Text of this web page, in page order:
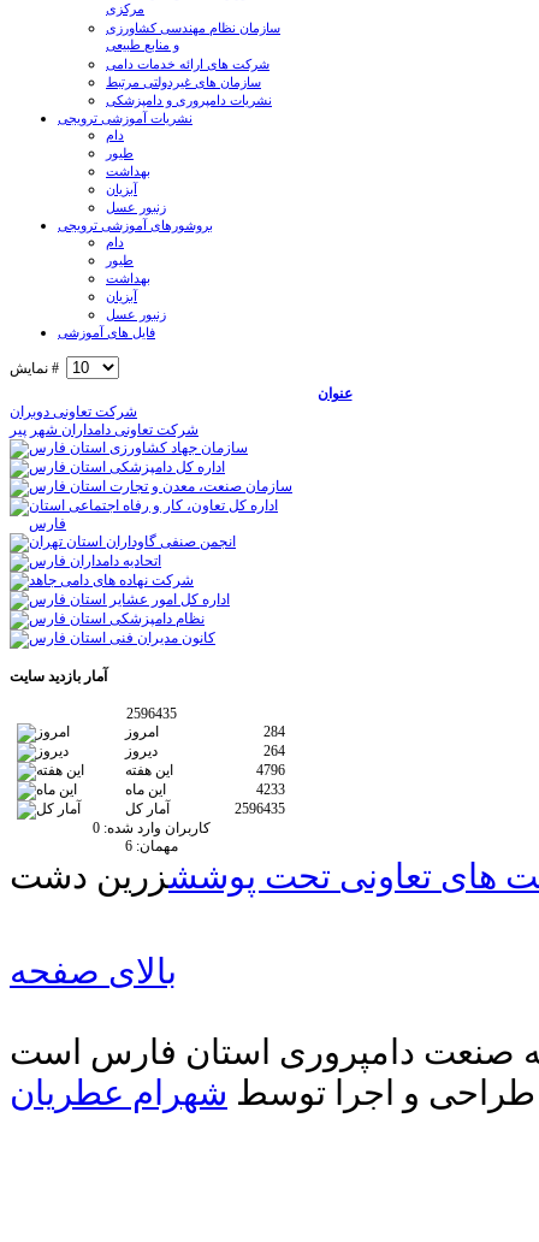
مرکزی
سازمان نظام مهندسی کشاورزی
و منابع طبیعی
شرکت های ارائه خدمات دامی
سازمان های غیردولتی مرتبط
نشریات دامپروری و دامپزشکی
نشریات آموزشی ترویجی
دام
طیور
بهداشت
آبزیان
زنبور عسل
بروشورهای آموزشی ترویجی
دام
طیور
بهداشت
آبزیان
زنبور عسل
فایل های آموزشی
نمایش #
عنوان
شرکت تعاونی دوبران
شرکت تعاونی دامداران شهر پير
آمار بازدید سایت
2596435
امروز
284
دیروز
264
این هفته
4796
این ماه
4233
آمار کل
2596435
کاربران وارد شده: 0
مهمان: 6
های تعاونی تحت پوششزرین دشت
بالای صفحه
صنعت دامپروری استان فارس است
طراحی و اجرا توسط شهرام عطریان